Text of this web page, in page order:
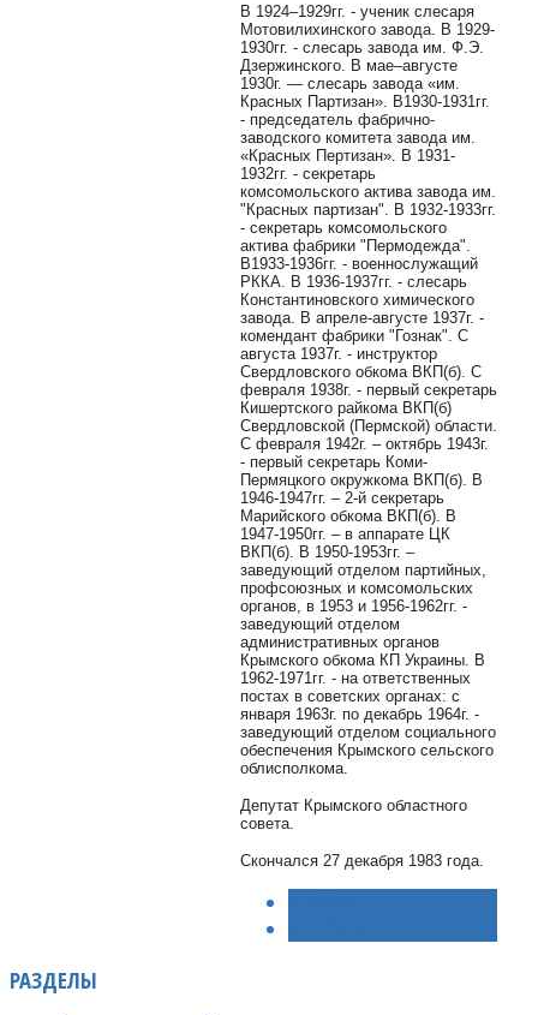
В 1924–1929гг. - ученик слесаря
Мотовилихинского завода. В 1929-
1930гг. - слесарь завода им. Ф.Э.
Дзержинского. В мае–августе
1930г. — слесарь завода «им.
Красных Партизан». В1930-1931гг.
- председатель фабрично-
заводского комитета завода им.
«Красных Пертизан». В 1931-
1932гг. - секретарь
комсомольского актива завода им.
"Красных партизан". В 1932-1933гг.
- секретарь комсомольского
актива фабрики "Пермодежда".
В1933-1936гг. - военнослужащий
РККА. В 1936-1937гг. - слесарь
Константиновского химического
завода. В апреле-августе 1937г. -
комендант фабрики "Гознак". С
августа 1937г. - инструктор
Свердловского обкома ВКП(б). С
февраля 1938г. - первый секретарь
Кишертского райкома ВКП(б)
Свердловской (Пермской) области.
С февраля 1942г. – октябрь 1943г.
- первый секретарь Коми-
Пермяцкого окружкома ВКП(б). В
1946-1947гг. – 2-й секретарь
Марийского обкома ВКП(б). В
1947-1950гг. – в аппарате ЦК
ВКП(б). В 1950-1953гг. –
заведующий отделом партийных,
профсоюзных и комсомольских
органов, в 1953 и 1956-1962гг. -
заведующий отделом
административных органов
Крымского обкома КП Украины. В
1962-1971гг. - на ответственных
постах в советских органах: с
января 1963г. по декабрь 1964г. -
заведующий отделом социального
обеспечения Крымского сельского
облисполкома.
Депутат Крымского областного
совета.
Скончался 27 декабря 1983 года.
РАЗДЕЛЫ